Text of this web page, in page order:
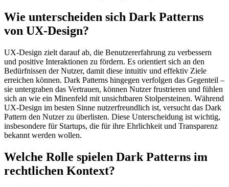
Wie unterscheiden sich Dark Patterns
von UX-Design?
UX-Design zielt darauf ab, die Benutzererfahrung zu verbessern
und positive Interaktionen zu fördern. Es orientiert sich an den
Bedürfnissen der Nutzer, damit diese intuitiv und effektiv Ziele
erreichen können. Dark Patterns hingegen verfolgen das Gegenteil –
sie untergraben das Vertrauen, können Nutzer frustrieren und fühlen
sich an wie ein Minenfeld mit unsichtbaren Stolpersteinen. Während
UX-Design im besten Sinne nutzerfreundlich ist, versucht das Dark
Pattern den Nutzer zu überlisten. Diese Unterscheidung ist wichtig,
insbesondere für Startups, die für ihre Ehrlichkeit und Transparenz
bekannt werden wollen.
Welche Rolle spielen Dark Patterns im
rechtlichen Kontext?